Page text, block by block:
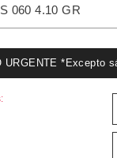
060 4.10 GR
*Excepto